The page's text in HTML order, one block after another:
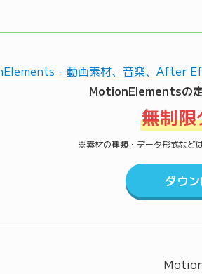
MotionElementsの
無制
※素材の種類・データ形式など
ダウ